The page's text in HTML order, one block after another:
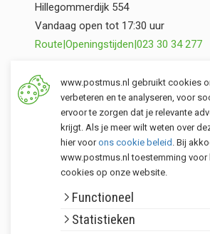
Klantenservice
Postmus merken
Hillegommerdijk 554
Vandaag open tot 17:30 uur
Route Openingstijden 023 30 34 277
Opslag Valkenburg (ZH)
Torenvlietslaan 3
Vandaag open tot 17:00 uur
Route|Openingstijden |071 401 34 44
www.postmus.nl gebruikt cookies
verbeteren en te analyseren, voor
ervoor te zorgen dat je relevante
krijgt. Als je meer wilt weten over
hier voorons cookie beleid . Bij
www.postmus.nl toestemming voor
cookies op onze website.
Functioneel
Statistieken